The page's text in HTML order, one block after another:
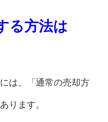
る方法は
は、「通常の売却方
ります。